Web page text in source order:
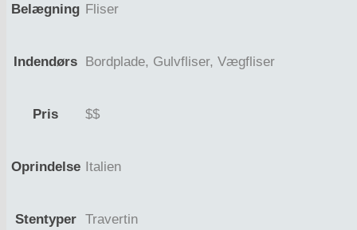
Belægning Fliser
Indendørs Bordplade, Gulvfliser, Vægfliser
Pris $$
Oprindelse Italien
Stentyper Travertin